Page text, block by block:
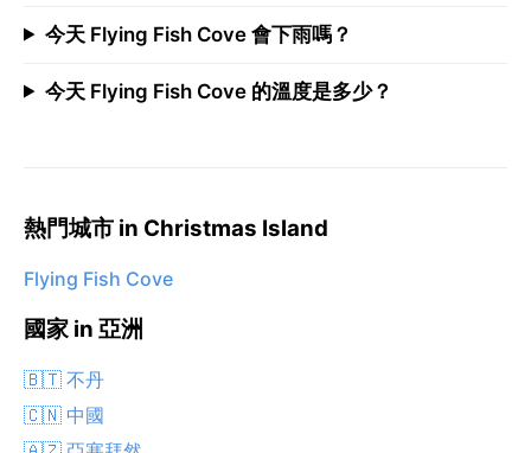
今天 Flying Fish Cove 會下雨嗎？
今天 Flying Fish Cove 的溫度是多少？
熱門城市 in Christmas Island
Flying Fish Cove
國家 in 亞洲
🇧🇹 不丹
🇨🇳 中國